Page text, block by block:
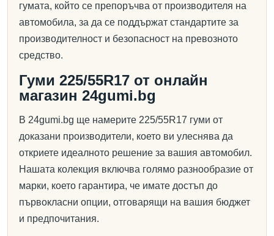
гумата, който се препоръчва от производителя на
автомобила, за да се поддържат стандартите за
производителност и безопасност на превозното
средство.
Гуми 225/55R17 от онлайн
магазин 24gumi.bg
В 24gumi.bg ще намерите 225/55R17 гуми от
доказани производители, което ви улеснява да
откриете идеалното решение за вашия автомобил.
Нашата колекция включва голямо разнообразие от
марки, което гарантира, че имате достъп до
първокласни опции, отговарящи на вашия бюджет
и предпочитания.